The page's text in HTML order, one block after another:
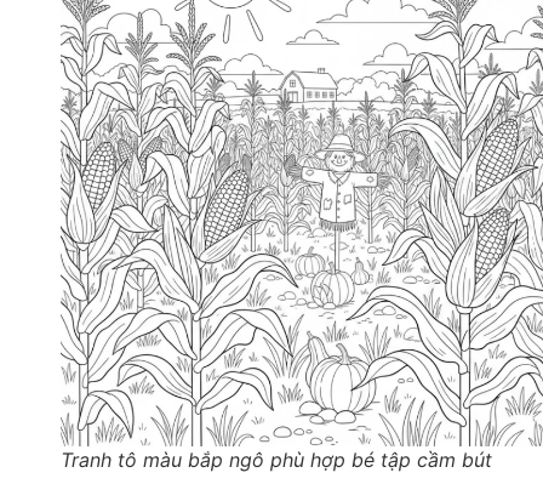
Tranh tô màu bắp ngô phù hợp bé tập cầm bút